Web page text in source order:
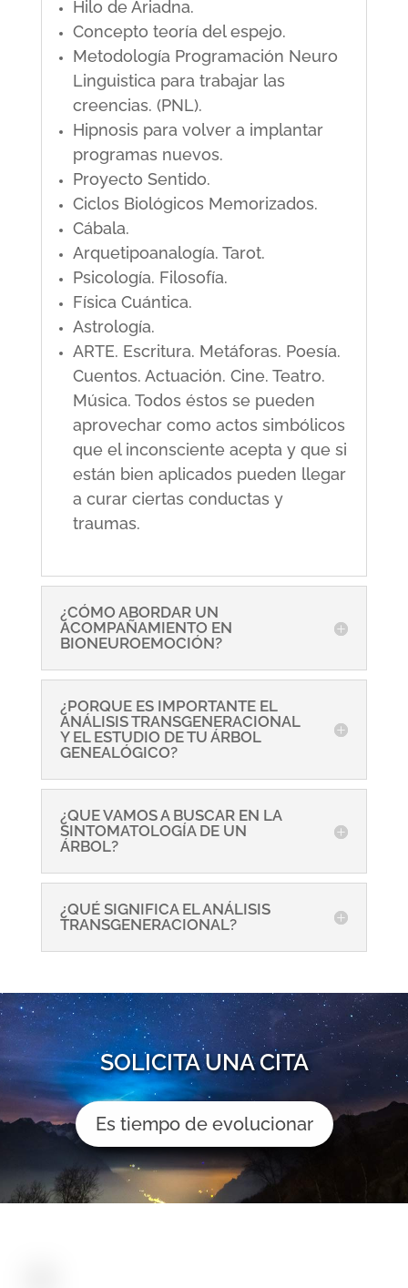
Hilo de Ariadna.
Concepto teoría del espejo.
Metodología Programación Neuro
Linguistica para trabajar las
creencias. (PNL).
Hipnosis para volver a implantar
programas nuevos.
Proyecto Sentido.
Ciclos Biológicos Memorizados.
Cábala.
Arquetipoanalogía. Tarot.
Psicología. Filosofía.
Física Cuántica.
Astrología.
ARTE. Escritura. Metáforas. Poesía.
Cuentos. Actuación. Cine. Teatro.
Música. Todos éstos se pueden
aprovechar como actos simbólicos
que el inconsciente acepta y que si
están bien aplicados pueden llegar
a curar ciertas conductas y
traumas.
¿CÓMO ABORDAR UN
ACOMPAÑAMIENTO EN
BIONEUROEMOCIÓN?
¿PORQUE ES IMPORTANTE EL
ANÁLISIS TRANSGENERACIONAL
Y EL ESTUDIO DE TU ÁRBOL
GENEALÓGICO?
¿QUE VAMOS A BUSCAR EN LA
SINTOMATOLOGÍA DE UN
ÁRBOL?
¿QUÉ SIGNIFICA EL ANÁLISIS
TRANSGENERACIONAL?
SOLICITA UNA CITA
Es tiempo de evolucionar